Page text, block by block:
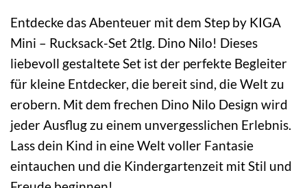
Entdecke das Abenteuer mit dem Step by KIGA
Mini – Rucksack-Set 2tlg. Dino Nilo! Dieses
liebevoll gestaltete Set ist der perfekte Begleiter
für kleine Entdecker, die bereit sind, die Welt zu
erobern. Mit dem frechen Dino Nilo Design wird
jeder Ausflug zu einem unvergesslichen Erlebnis.
Lass dein Kind in eine Welt voller Fantasie
eintauchen und die Kindergartenzeit mit Stil und